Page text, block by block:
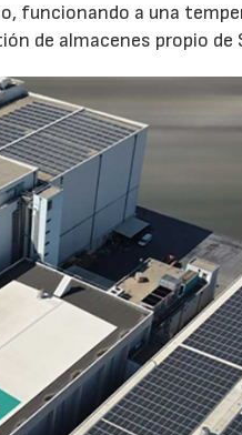
funcionando a una
de almacenes propio de